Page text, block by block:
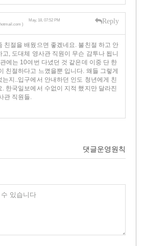
)
May, 18, 07:52 PM Reply
친절을 배웠으면 좋겠네요. 불친절 하고 안
, 도대체 영사관 직원이 무슨 감투나 됩니
에는 10여번 다녔던 것 같은데 이중 단 한
친절하다고 느꼈을뿐 입니다. 왜들 그렇게
는지..입구에서 안내하던 인도 청년에게 친
. 한국일보에서 수없이 지적 했지만 달라진
관 직원들.
댓글운영원칙
있습니다